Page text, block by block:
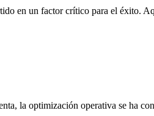
en un factor crítico para el éxito.
la optimización operativa se ha